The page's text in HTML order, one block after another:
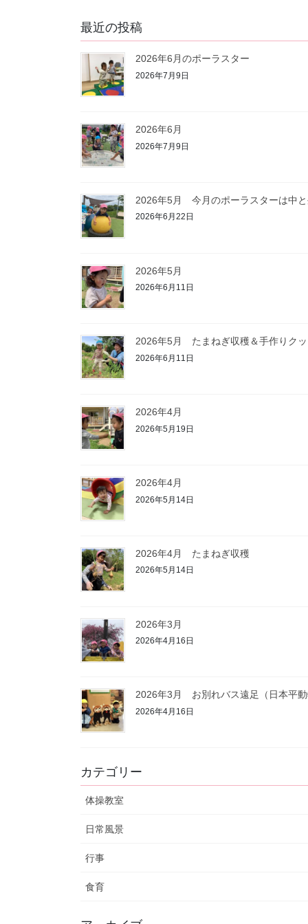
最近の投稿
2026年6月のポーラスター
2026年7月9日
2026年6月
2026年7月9日
2026年5月 今月のポーラスターは中
2026年6月22日
2026年5月
2026年6月11日
2026年5月 たまねぎ収穫＆手作りク
2026年6月11日
2026年4月
2026年5月19日
2026年4月
2026年5月14日
2026年4月 たまねぎ収穫
2026年5月14日
2026年3月
2026年4月16日
2026年3月 お別れバス遠足（日本平
2026年4月16日
カテゴリー
体操教室
日常風景
行事
食育